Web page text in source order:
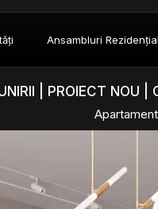
Ansambluri
| PROIECT NOU |